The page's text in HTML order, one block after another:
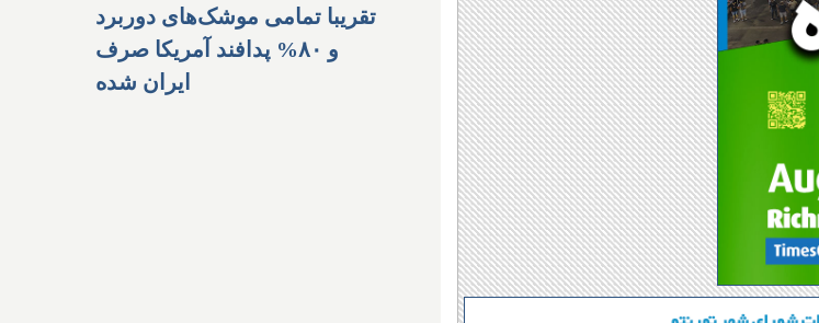
تقریبا تمامی موشک‌های دوربرد
و ۸۰% پدافند آمریکا صرف
ایران شده